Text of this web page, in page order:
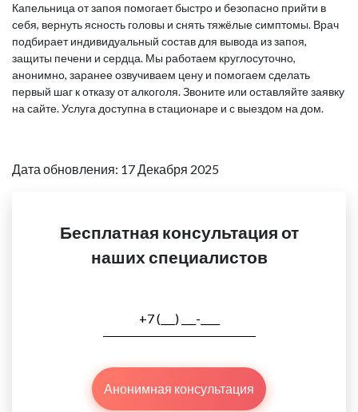
Капельница от запоя помогает быстро и безопасно прийти в
себя, вернуть ясность головы и снять тяжёлые симптомы. Врач
подбирает индивидуальный состав для вывода из запоя,
защиты печени и сердца. Мы работаем круглосуточно,
анонимно, заранее озвучиваем цену и помогаем сделать
первый шаг к отказу от алкоголя. Звоните или оставляйте заявку
на сайте. Услуга доступна в стационаре и с выездом на дом.
Дата обновления: 17 Декабря 2025
Бесплатная консультация от
наших специалистов
Анонимная консультация